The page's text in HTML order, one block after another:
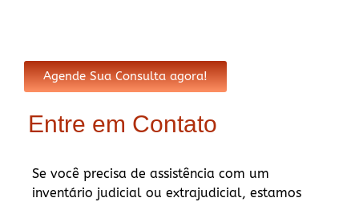
Agende Sua Consulta agora!
Entre em Contato
Se você precisa de assistência com um
inventário judicial ou extrajudicial, estamos